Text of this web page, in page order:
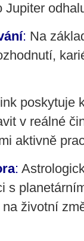
: Na
poskytuje
v reálné
aktivně
:
s
životní